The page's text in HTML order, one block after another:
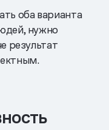
оба варианта
нужно
результат